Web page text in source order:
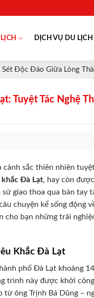
DỊCH VỤ DU LỊCH
Độc Đáo Giữa Lòng
Tuyệt Tác Nghệ
sắc thiên nhiên
Đà Lạt, hay còn
giao thoa qua bàn tay
chuyện kể sống động
bạn những trải
Khắc Đà Lạt
phố Đà Lạt khoảng
trình này được khởi
ông Trịnh Bá Dũng –